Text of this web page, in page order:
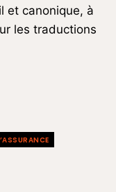
et canonique, à
les traductions